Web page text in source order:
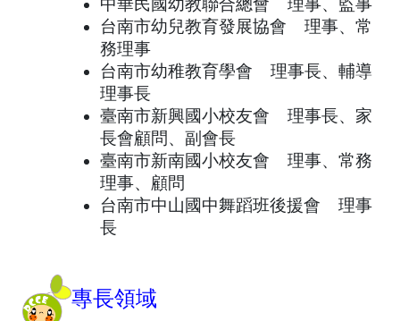
台南市幼兒教育發展協會 理事、常
務理事
台南市幼稚教育學會 理事長、輔導
理事長
臺南市新興國小校友會 理事長、家
長會顧問、副會長
臺南市新南國小校友會 理事、常務
理事、顧問
台南市中山國中舞蹈班後援會 理事
長
專長領域